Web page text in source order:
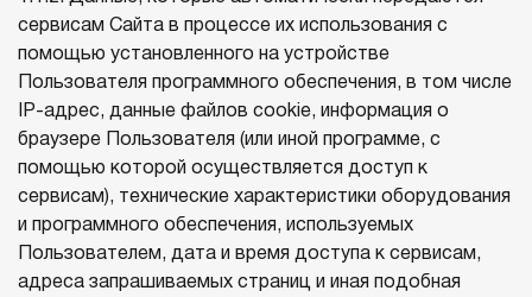
сервисам Сайта в процессе их использования с
помощью установленного на устройстве
Пользователя программного обеспечения, в том числе
IP-адрес, данные файлов cookie, информация о
браузере Пользователя (или иной программе, с
помощью которой осуществляется доступ к
сервисам), технические характеристики оборудования
и программного обеспечения, используемых
Пользователем, дата и время доступа к сервисам,
адреса запрашиваемых страниц и иная подобная